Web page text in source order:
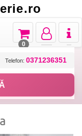
Toggle
Toggle
navigation
Toggle
navigation
0
Telefon: 0371236351